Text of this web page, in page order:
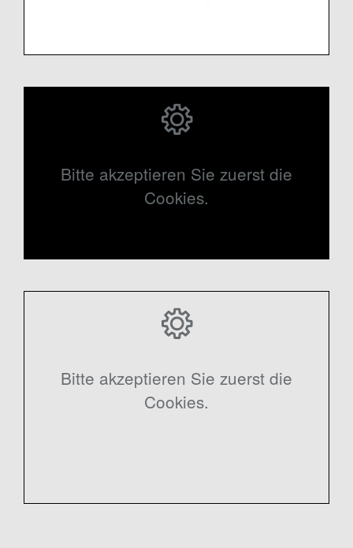
Bitte akzeptieren Sie zuerst die
Cookies.
Bitte akzeptieren Sie zuerst die
Cookies.